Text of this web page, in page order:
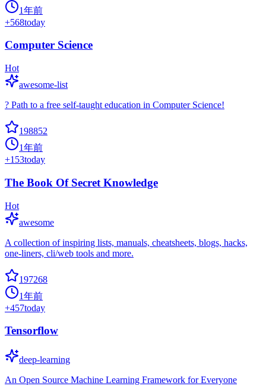
1年前
+568today
Computer Science
Hot
awesome-list
? Path to a free self-taught education in Computer Science!
198852
1年前
+153today
The Book Of Secret Knowledge
Hot
awesome
A collection of inspiring lists, manuals, cheatsheets, blogs, hacks,
one-liners, cli/web tools and more.
197268
1年前
+457today
Tensorflow
deep-learning
An Open Source Machine Learning Framework for Everyone